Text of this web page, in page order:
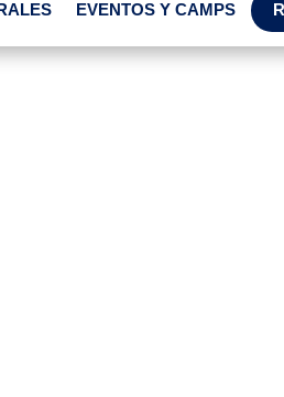
EVENTOS Y CAMPS